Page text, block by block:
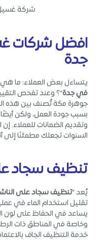
شركة
افضل شركات
جدة
يتساءل بعض العملاء: ما هي
في جدة“؟ وعند تفحص
جوهرة مكة تُصنف بين هذه
بسبب جودة العمل، ولكن أيضًا
وتقديم الضمانات للعملاء.
السنوات تجعلك مطمئنًا إلى
تنظيف سجاد
يُعد “تنظيف سجاد على
تقليل استخدام الماء في
يساعد في الحفاظ على لون
وخاصة في المناطق ذات
خدمة التنظيف الجاف